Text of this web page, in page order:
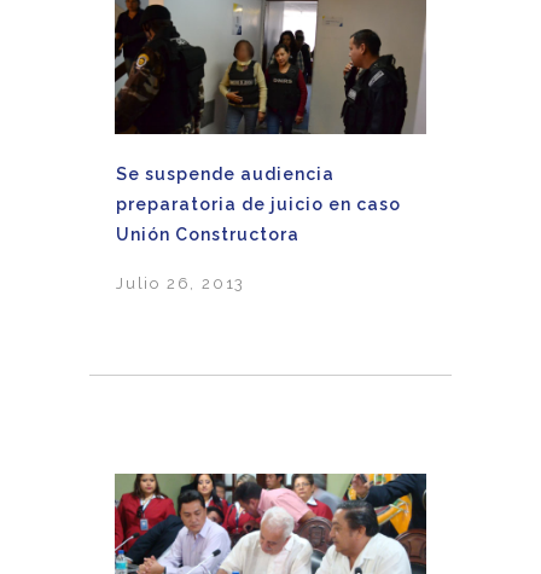
Se suspende audiencia
preparatoria de juicio en caso
Unión Constructora
Julio 26, 2013